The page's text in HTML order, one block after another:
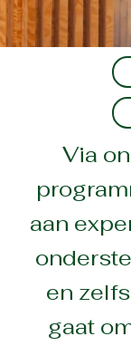
Via
aan
en
gaat